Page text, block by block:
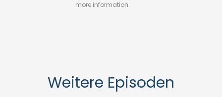
more information.
Weitere Episoden